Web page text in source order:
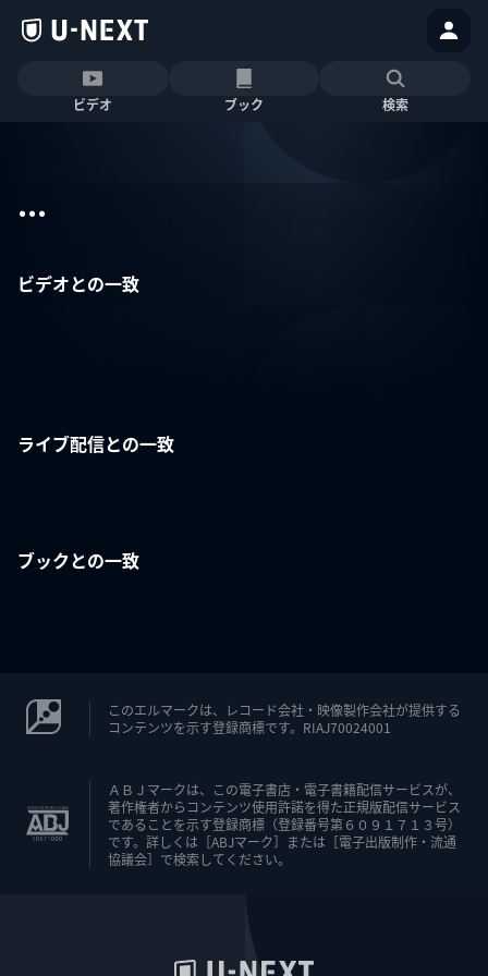
ビデオ ブック 検索
...
ビデオとの一致
ライブ配信との一致
ブックとの一致
このエルマークは、レコード会社・映像製作会社が提供する
コンテンツを示す登録商標です。RIAJ70024001
ＡＢＪマークは、この電子書店・電子書籍配信サービスが、
著作権者からコンテンツ使用許諾を得た正規版配信サービス
であることを示す登録商標（登録番号第６０９１７１３号）
です。詳しくは［ABJマーク］または［電子出版制作・流通
協議会］で検索してください。